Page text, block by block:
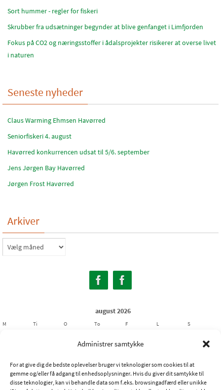
Administrer samtykke
For at give dig de bedste oplevelser bruger vi teknologier som cookies til at
gemme og/eller få adgang til enhedsoplysninger. Hvis du giver dit samtykke til
disse teknologier, kan vi behandle data som f.eks. browsingadfærd eller unikke
Sort hummer - regler for fiskeri
Skrubber fra udsætninger begynder at blive genfanget i Limfjorden
Fokus på CO2 og næringsstoffer i ådalsprojekter risikerer at overse livet
i naturen
Seneste nyheder
Claus Warming Ehmsen Havørred
Seniorfiskeri 4. august
Havørred konkurrencen udsat til 5/6. september
Jens Jørgen Bay Havørred
Jørgen Frost Havørred
Arkiver
Arkiver
august 2026
M Ti O To F L S
10
11 12 13 14 15
17
18 19 20 21 22 23